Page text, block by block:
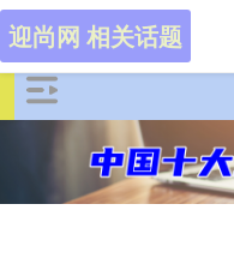
迎尚网 相关话题